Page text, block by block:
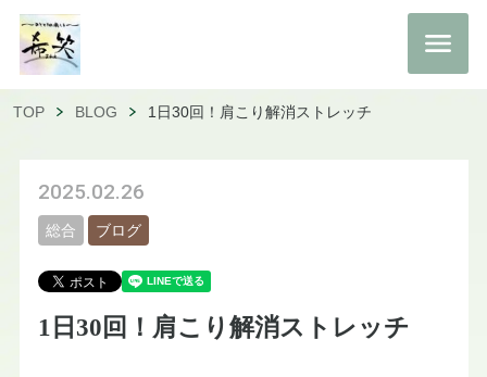
TOP BLOG 1日30回！肩こり解消ストレッチ
2025.02.26
総合 ブログ
1日30回！肩こり解消ストレッチ